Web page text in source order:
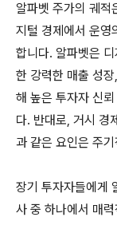
알파벳 주가의 궤적
지털 경제에서 운영
합니다. 알파벳은
한 강력한 매출 성
해 높은 투자자 신
다. 반대로, 거시 경
과 같은 요인은 주
장기 투자자들에게
사 중 하나에서 매